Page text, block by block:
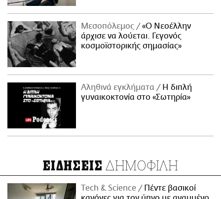
Μεσοπόλεμος
«Ο Νεοέλλην
άρχισε να λούεται. Γεγονός
κοσμοϊστορικής σημασίας»
Αληθινά εγκλήματα
Η διπλή
γυναικοκτονία στο «Σωτηρία»
ΕΙΔΗΣΕΙΣ ΔΗΜΟΦΙΛΗ
Τech & Science
Πέντε βασικοί